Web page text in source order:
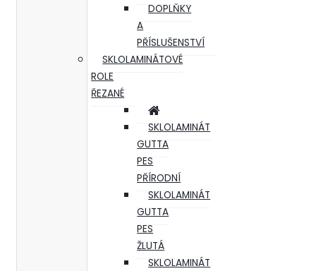
DOPLŇKY
A
PŘÍSLUŠENSTVÍ
SKLOLAMINÁTOVÉ
ROLE
ŘEZANÉ
SKLOLAMINÁT
GUTTA
PES
PŘÍRODNÍ
SKLOLAMINÁT
GUTTA
PES
ŽLUTÁ
SKLOLAMINÁT